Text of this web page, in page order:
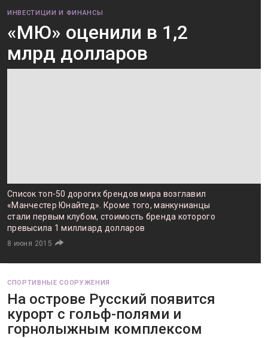
ИНВЕСТИЦИИ И ФИНАНСЫ
«МЮ» оценили в 1,2
млрд долларов
Список топ-50 дорогих брендов мира возглавил
«Манчестер Юнайтед». Кроме того, манкунианцы
стали первым клубом, стоимость бренда которого
превысила 1 миллиард долларов
8 июня 2015
СПОРТИВНЫЕ СООРУЖЕНИЯ
На острове Русский появится
курорт с гольф-полями и
горнолыжным комплексом